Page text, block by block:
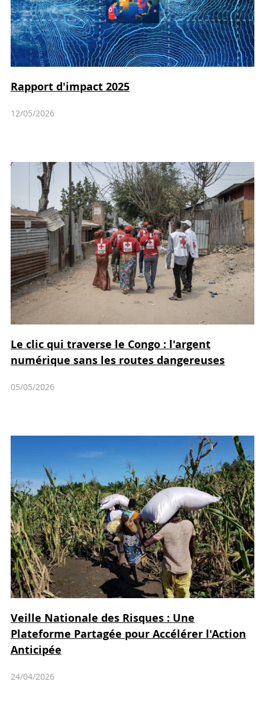
Rapport d'impact 2025
12/05/2026
Le clic qui traverse le Congo : l'argent
numérique sans les routes dangereuses
05/05/2026
Veille Nationale des Risques : Une
Plateforme Partagée pour Accélérer l'Action
Anticipée
24/04/2026